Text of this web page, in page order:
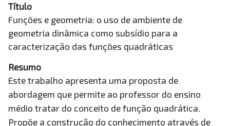
Título
Funções e geometria: o uso de ambiente de
geometria dinâmica como subsídio para a
caracterização das funções quadráticas
Resumo
Este trabalho apresenta uma proposta de
abordagem que permite ao professor do ensino
médio tratar do conceito de função quadrática.
Propõe a construção do conhecimento através de